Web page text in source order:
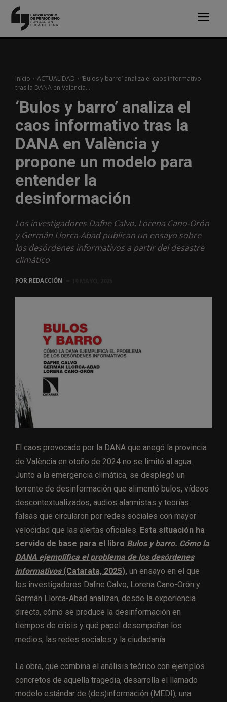
Inicio ACTUALIDAD
‘Bulos y barro’ analiza el caos informativo
tras la DANA en València...
‘Bulos y barro’ analiza el
caos informativo tras la
DANA en València y
propone un modelo para
entender la
desinformación
Los investigadores Dafne Calvo, Lorena Cano-Orón
y Germán Llorca-Abad publican un ensayo sobre
los desórdenes informativos a partir del desastre
climático
POR REDACCIÓN
El caos provocado por la DANA que anegó la provincia
de València en otoño de 2024 no se limitó al agua.
Junto a la emergencia climática, se desplegó un
torrente de desinformación que alimentó bulos, vídeos
descontextualizados, audios alarmistas y teorías
falsas que circularon por redes sociales con mayor
velocidad que las alertas oficiales. Esta situación ha
servido de base para el libro Bulos y barro. Cómo la
DANA ejemplifica el problema de los desórdenes
informativos(Catarata, 2025), un ensayo en el que
los investigadores Dafne Calvo, Lorena Cano-Orón y
Germán Llorca-Abad analizan, desde la experiencia
directa, cómo se produce la desinformación en
tiempos de crisis y qué papel desempeñan los
medios, las redes sociales y la ciudadanía.
La obra, que combina el análisis teórico con ejemplos
concretos de aquella tragedia, desarrolla el llamado
modelo estándar de (des)información (MEDI), una